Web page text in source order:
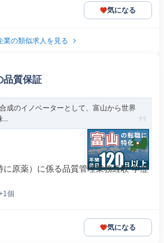
気になる
業の類似求人を見る
品質保証
成のイノベーターとして、富山から世界
...
に原薬）に係る品質管理業務経験 学歴
個
気になる